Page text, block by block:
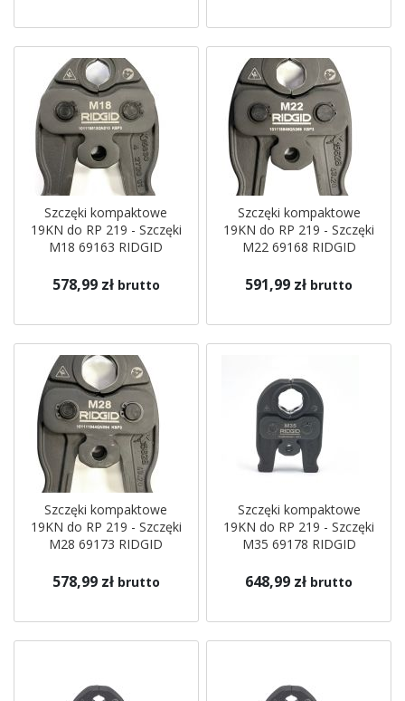
Szczęki kompaktowe
19KN do RP 219 - Szczęki
M18 69163 RIDGID
578,99 zł brutto
Szczęki kompaktowe
19KN do RP 219 - Szczęki
M22 69168 RIDGID
591,99 zł brutto
Szczęki kompaktowe
19KN do RP 219 - Szczęki
M28 69173 RIDGID
578,99 zł brutto
Szczęki kompaktowe
19KN do RP 219 - Szczęki
M35 69178 RIDGID
648,99 zł brutto